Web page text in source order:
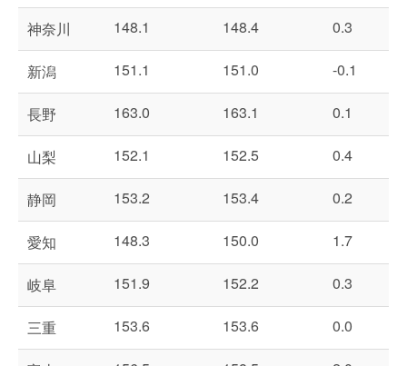
神奈川 148.1 148.4 0.3
新潟 151.1 151.0 -0.1
長野 163.0 163.1 0.1
山梨 152.1 152.5 0.4
静岡 153.2 153.4 0.2
愛知 148.3 150.0 1.7
岐阜 151.9 152.2 0.3
三重 153.6 153.6 0.0